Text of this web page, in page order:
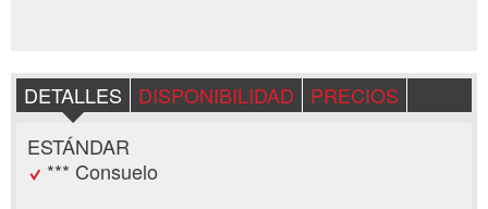
DETALLES DISPONIBILIDAD
PRECIOS
ESTÁNDAR
*** Consuelo